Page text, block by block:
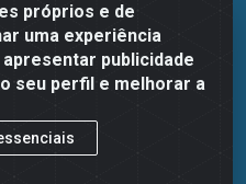
próprios e de
uma experiência
publicidade
seu perfil e melhorar a
LTDA - Avenida
Moraes, 1048- Imbiribeira,
CNPJ 30.779.584/0003-78